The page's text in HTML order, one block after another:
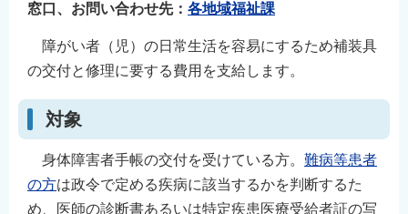
窓口、お問い合わせ先： 各地域福祉課
障がい者（児）の日常生活を容易にするため補装具
の交付と修理に要する費用を支給します。
対象
身体障害者手帳の交付を受けている方。 難病等患者
の方は政令で定める疾病に該当するかを判断するた
め、医師の診断書あるいは特定疾患医療受給者証の写